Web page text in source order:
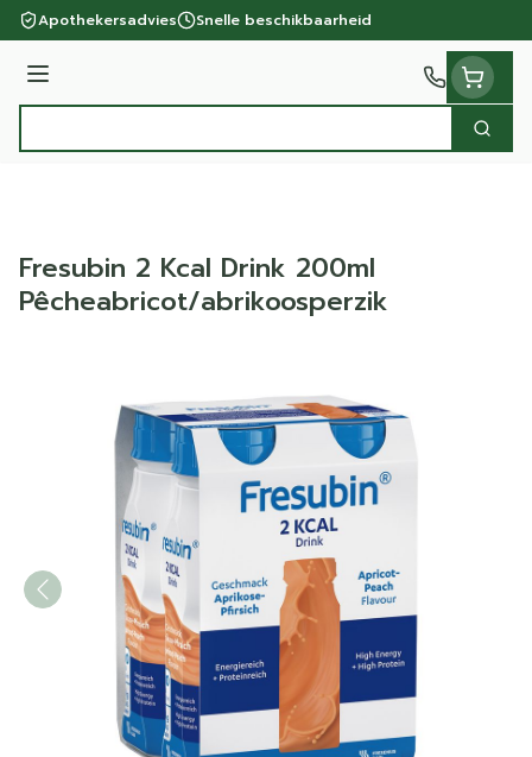
Ga naar de inhoud
Apothekersadvies Snelle beschikbaarheid
Menu
Zoek
Fresubin 2 Kcal Drink 200ml
Pêcheabricot/abrikoosperzik